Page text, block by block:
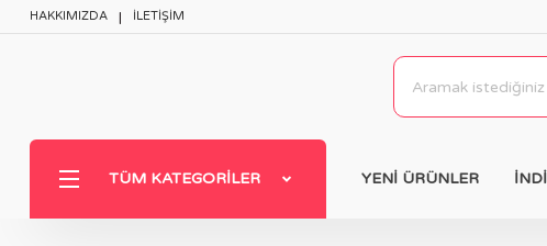
HAKKIMIZDA İLETİŞİM
TÜM KATEGORILER YENİ ÜRÜNLER